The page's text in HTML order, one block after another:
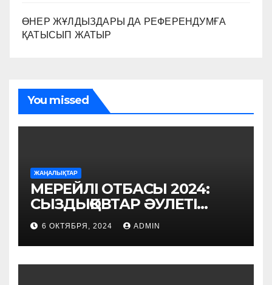
ӨНЕР ЖҰЛДЫЗДАРЫ ДА РЕФЕРЕНДУМҒА
ҚАТЫСЫП ЖАТЫР
You missed
ЖАҢАЛЫҚТАР
МЕРЕЙЛІ ОТБАСЫ 2024:
СЫЗДЫҚОВТАР ӘУЛЕТІ
РЕФЕРЕНДУМҒА ҚАТЫСТЫ
6 ОКТЯБРЯ, 2024 ADMIN